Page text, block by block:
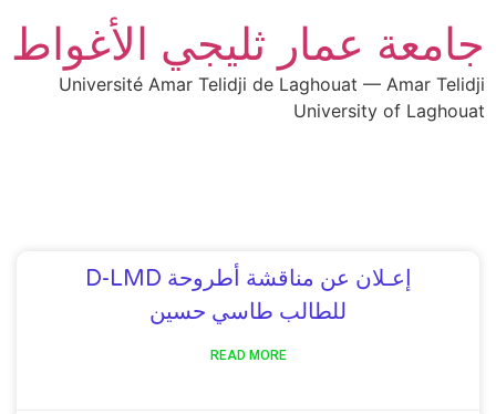
جامعة عمار ثليجي الأغواط
Université Amar Telidji de Laghouat — Amar Telidji
University of Laghouat
إعـلان عن مناقشة أطروحة D-LMD
للطالب طاسي حسين
READ MORE